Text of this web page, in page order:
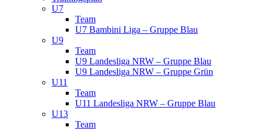
U7
Team
U7 Bambini Liga – Gruppe Blau
U9
Team
U9 Landesliga NRW – Gruppe Blau
U9 Landesliga NRW – Gruppe Grün
U11
Team
U11 Landesliga NRW – Gruppe Blau
U13
Team